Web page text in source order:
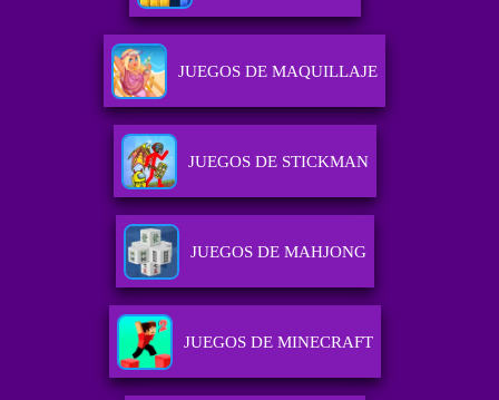
JUEGOS DE MAQUILLAJE
JUEGOS DE STICKMAN
JUEGOS DE MAHJONG
JUEGOS DE MINECRAFT